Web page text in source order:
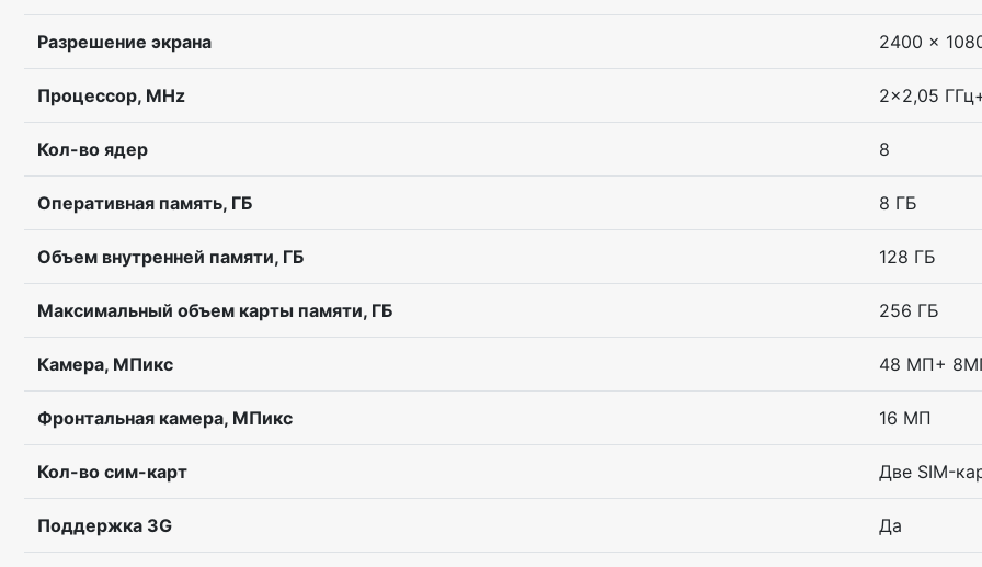
Разрешение экрана 2400 x
Процессор, MHz 2×2,05
Кол-во ядер 8
Оперативная память, ГБ 8 ГБ
Объем внутренней памяти, ГБ 128 ГБ
Максимальный объем карты памяти, ГБ 256 ГБ
Камера, МПикс 48 МП+
Фронтальная камера, МПикс 16 МП
Кол-во сим-карт Две SIM-
Поддержка 3G Да